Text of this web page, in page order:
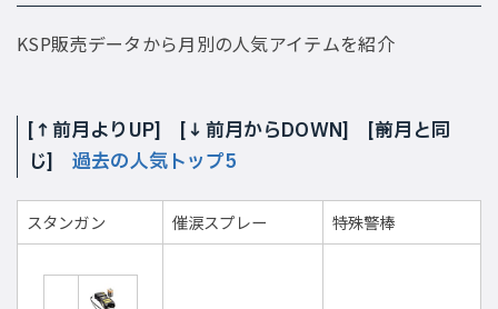
KSP販売データから月別の人気アイテムを紹介
[↑前月よりUP] [↓ 前月からDOWN] [前月と同
じ]過去の人気トップ5
スタンガン 催涙スプレー 特殊警棒